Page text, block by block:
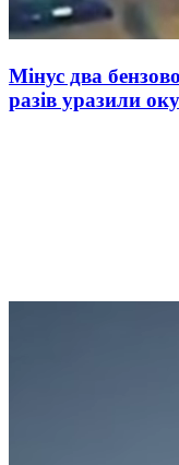
Мінус два
разів уразили